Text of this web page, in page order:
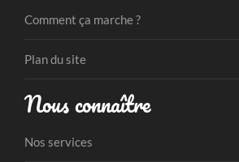
Comment ça marche ?
Plan du site
Nous connaître
Nos services